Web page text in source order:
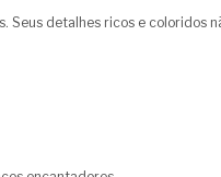
detalhes ricos e coloridos